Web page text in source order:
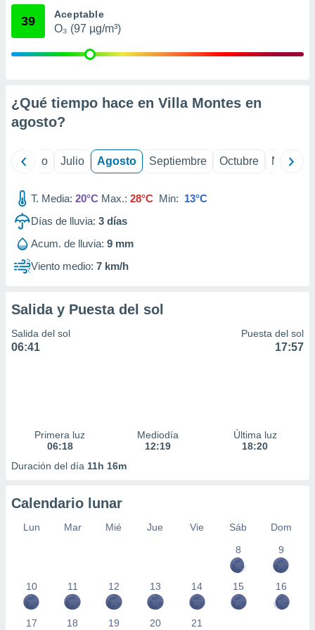
publicidad
1199
39 Aceptable
O₃ (97 µg/m³)
¿Qué tiempo hace en Villa Montes en
agosto?
Junio Julio Agosto Septiembre Octubre
T. Media: 20°C Max.: 28°C Min: 13°C
Días de lluvia: 3 días
Acum. de lluvia: 9 mm
Viento medio: 7 km/h
Salida y Puesta del sol
Salida del sol
06:41
Puesta del sol
17:57
Primera luz
06:18
Mediodía
12:19
Última luz
18:20
Duración del día 11h 16m
Calendario lunar
Lun Mar Mié Jue Vie Sáb
Dom
8
9
10 11 12 13 14 15 16
17 18 19 20 21